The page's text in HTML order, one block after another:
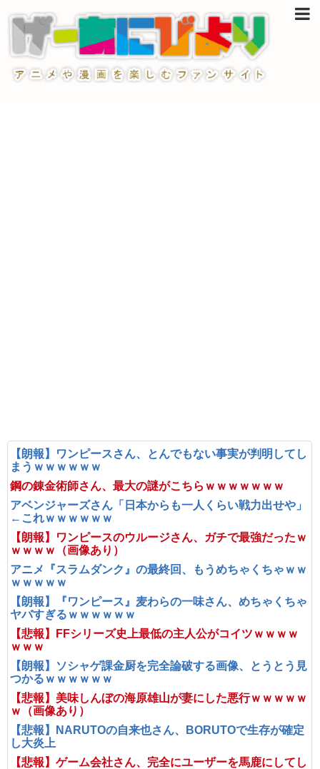
【朗報】ワンピースさん、とんでもない事実が判明してし
まうｗｗｗｗｗｗ
鋼の錬金術師さん、最大の謎がこちらｗｗｗｗｗｗｗ
アベンジャーズさん「日本からも一人くらい戦力出せや」
←これｗｗｗｗｗｗ
【朗報】ワンピースのウルージさん、ガチで最強だったｗ
ｗｗｗｗ（画像あり）
アニメ『スラムダンク』の最終回、もうめちゃくちゃｗｗ
ｗｗｗｗｗ
【朗報】『ワンピース』麦わらの一味さん、めちゃくちゃ
ヤバすぎるｗｗｗｗｗｗ
【悲報】FFシリーズ史上最低の主人公がコイツｗｗｗｗ
ｗｗｗ
【朗報】ソシャゲ課金厨を完全論破する画像、とうとう見
つかるｗｗｗｗｗｗ
【悲報】美味しんぼの海原雄山が妻にした悪行ｗｗｗｗｗ
ｗ（画像あり）
【悲報】NARUTOの自来也さん、BORUTOで生存が確定
し大炎上
【悲報】ゲーム会社さん、完全にユーザーを馬鹿にしてし